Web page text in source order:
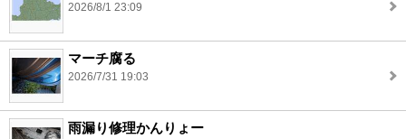
2026/8/1 23:09
マーチ腐る
2026/7/31 19:03
雨漏り修理かんりょー